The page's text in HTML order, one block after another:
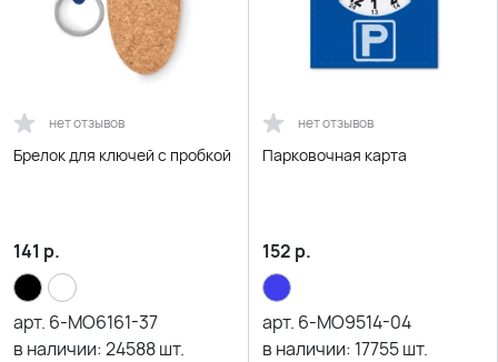
нет отзывов
Брелок для ключей с пробкой
141 р.
арт. 6-MO6161-37
в наличии:24588шт.
нет отзывов
Парковочная карта
152 р.
арт. 6-MO9514-04
в наличии: 17755шт.